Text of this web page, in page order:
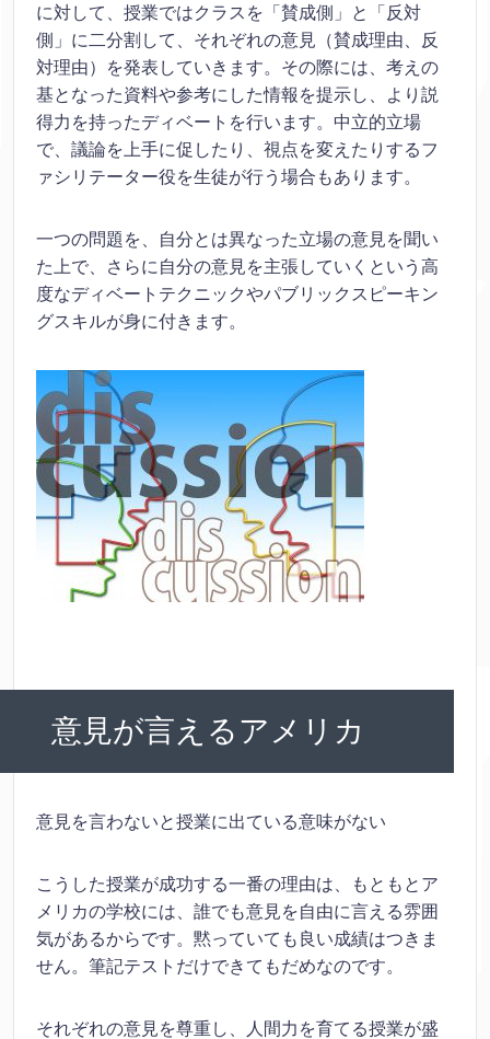
に対して、授業ではクラスを「賛成側」と「反対
側」に二分割して、それぞれの意見（賛成理由、反
対理由）を発表していきます。その際には、考えの
基となった資料や参考にした情報を提示し、より説
得力を持ったディベートを行います。中立的立場
で、議論を上手に促したり、視点を変えたりするフ
ァシリテーター役を生徒が行う場合もあります。
一つの問題を、自分とは異なった立場の意見を聞い
た上で、さらに自分の意見を主張していくという高
度なディベートテクニックやパブリックスピーキン
グスキルが身に付きます。
意見が言えるアメリカ
意見を言わないと授業に出ている意味がない
こうした授業が成功する一番の理由は、もともとア
メリカの学校には、誰でも意見を自由に言える雰囲
気があるからです。黙っていても良い成績はつきま
せん。筆記テストだけできてもだめなのです。
それぞれの意見を尊重し、人間力を育てる授業が盛